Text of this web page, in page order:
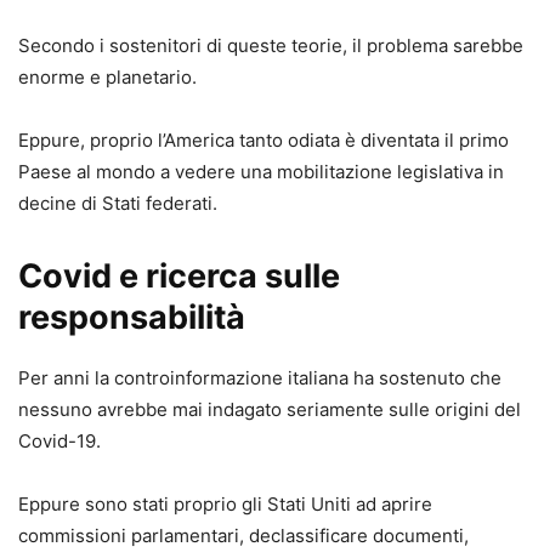
Secondo i sostenitori di queste teorie, il problema sarebbe
enorme e planetario.
Eppure, proprio l’America tanto odiata è diventata il primo
Paese al mondo a vedere una mobilitazione legislativa in
decine di Stati federati.
Covid e ricerca sulle
responsabilità
Per anni la controinformazione italiana ha sostenuto che
nessuno avrebbe mai indagato seriamente sulle origini del
Covid-19.
Eppure sono stati proprio gli Stati Uniti ad aprire
commissioni parlamentari, declassificare documenti,